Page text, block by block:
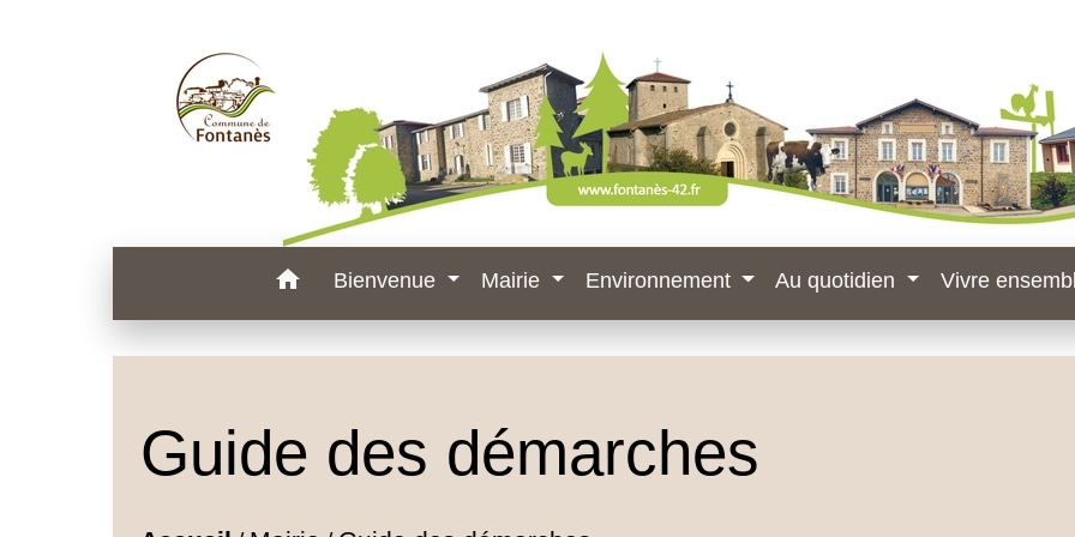
home Bienvenue Mairie Environnement Au quotidien Vivre
Guide des démarches